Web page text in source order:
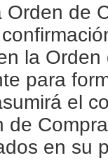
Orden de
la
para
el
de
en su